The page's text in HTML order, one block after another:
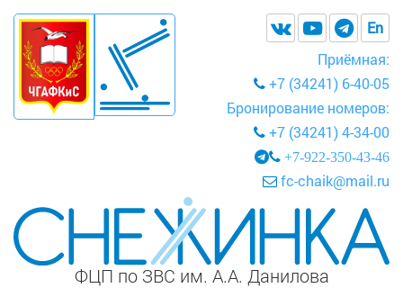
En
Приёмная:
+7 (34241) 6-40-05
Бронирование номеров:
+7 (34241) 4-34-00
+7-922-350-43-46
fc-chaik@mail.ru
ФЦП по ЗВС им. А.А. Данилова